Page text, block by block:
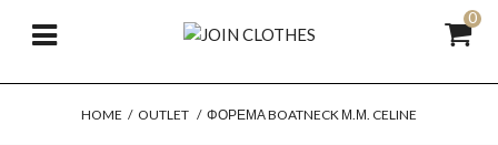
0
HOME / OUTLET / ΦΌΡΕΜΑ BOATNECK Μ.Μ. CELINE